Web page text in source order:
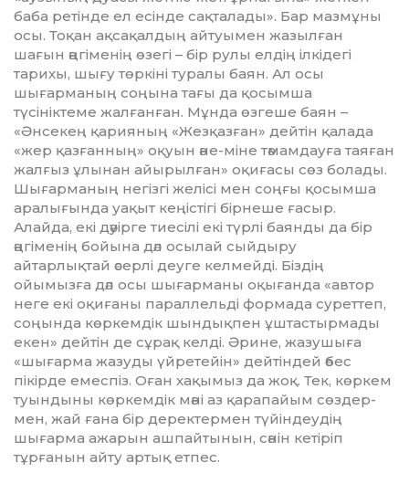
баба ретінде ел есінде сақталады». Бар мазмұны
осы. Тоқан ақсақалдың айтуымен жазылған
шағын әңгіменің өзегі – бір рулы елдің ілкідегі
тарихы, шығу төркіні туралы баян. Ал осы
шығарманың соңына тағы да қосымша
түсініктеме жал­ғанған. Мұнда өзгеше баян –
«Әнсекең қарияның «Жезқазған» дейтін қалада
«жер қазғанның» оқуын әне-міне тәмамдауға таяған
жалғыз ұлынан айырылған» оқи­ға­сы сөз болады.
Шығарманың негізгі желісі мен соңғы қосымша
аралығында уақыт кеңістігі бірнеше ғасыр.
Алайда, екі дәуірге тиесілі екі түрлі баянды да бір
әңгіменің бойына дәл осылай сыйдыру
айтарлықтай әсерлі деуге келмейді. Біздің
ойымызға дәл осы шығарманы оқығанда «автор
неге екі оқиғаны параллельді формада суреттеп,
соңында көркемдік шындықпен ұштас­тыр­мады
екен» дейтін де сұрақ келді. Әрине, жазушыға
«шығарма жазуды үйре­тейін» дейтіндей әбес
пікірде емеспіз. Оған хақымыз да жоқ. Тек, көркем
туындыны көркемдік мәні аз қарапайым сөз­дер­
мен, жай ғана бір деректермен түйін­деудің
шығарма ажарын ашпайтынын, сәнін кетіріп
тұрғанын айту артық етпес.